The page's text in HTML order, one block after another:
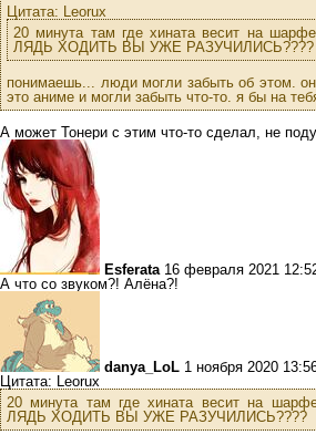
Цитата: Leorux
20 минута там где хината весит на
ЛЯДЬ ХОДИТЬ ВЫ УЖЕ РАЗУЧИЛИСЬ????
понимаешь... люди могли забыть об этом.
это аниме и могли забыть что-то. я бы на
А может Тонери с этим что-то сделал, не
Esferata 16 февраля 2021
А что со звуком?! Алёна?!
danya_LoL 1 ноября 2020
Цитата: Leorux
20 минута там где хината весит на
ЛЯДЬ ХОДИТЬ ВЫ УЖЕ РАЗУЧИЛИСЬ????